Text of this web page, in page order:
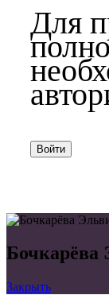
Для
Войти
Бочкарёва
Закрыть